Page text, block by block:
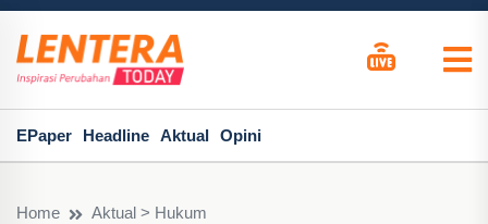
EPaper Headline Aktual Opini
Home
Aktual > Hukum